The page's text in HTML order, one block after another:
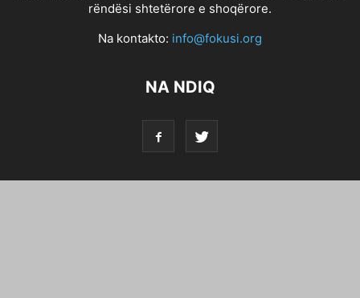
rëndësi shtetërore e shoqërore.
Na kontakto: info@fokusi.org
NA NDIQ